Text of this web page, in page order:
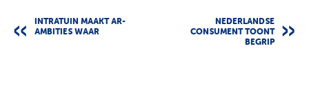
INTRATUIN MAAKT AR-
AMBITIES WAAR
NEDERLANDSE
CONSUMENT TOONT
BEGRIP